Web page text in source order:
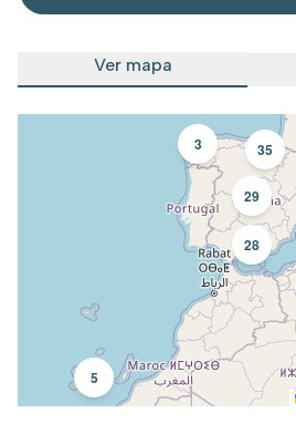
Ver mapa
5
28
29
35
3